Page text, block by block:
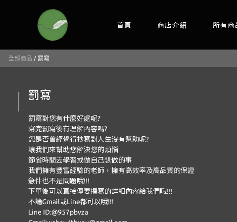
首頁 商店介紹 所有商
全部商品 / 罰寫
罰寫
罰寫對您有什麼好處呢?
寫完罰寫後有理解內容嗎?
您是否曾經覺得抄寫對人生沒有幫助呢?
讓我們來幫助您解決您的煩惱
節省時間去學習或做自己想做的事
我們擁有豐富經驗的老師，擁有高效率及高品質的保證
急件也不是問題哦!!!
下單後可以直接傳要撰寫的詳細內容給我們哦!!!
不論Gmail或Line都可以哦!!!
Line ID:@957pbvza